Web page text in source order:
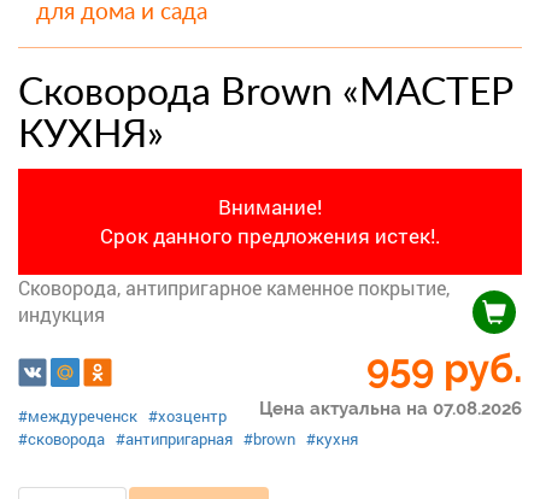
для дома и сада
Сковорода Brown «МАСТЕР
КУХНЯ»
Внимание!
Срок данного предложения истек!.
Сковорода, антипригарное каменное покрытие,
индукция
959 руб.
Цена актуальна на 07.08.2026
#междуреченск #хозцентр
#сковорода #антипригарная #brown #кухня